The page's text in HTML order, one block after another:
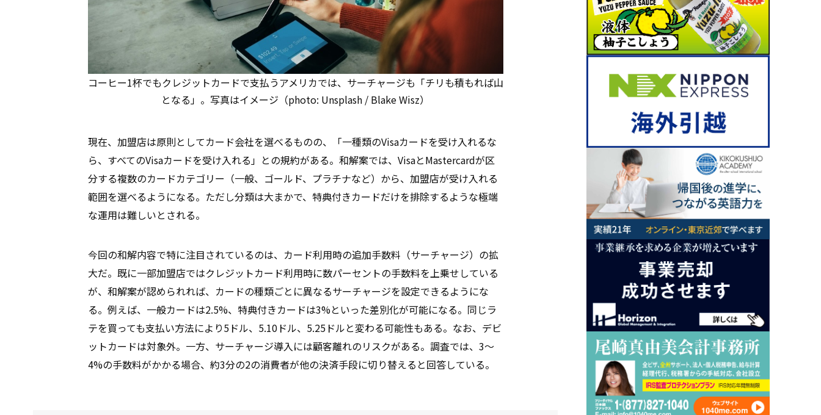
コーヒー1杯でもクレジットカードで支払うアメリカでは、サーチャージも「チリも積もれば山
となる」。写真はイメージ（photo: Unsplash / Blake Wisz）
現在、加盟店は原則としてカード会社を選べるものの、「一種類のVisaカードを受け入れるな
ら、すべてのVisaカードを受け入れる」との規約がある。和解案では、VisaとMastercardが区
分する複数のカードカテゴリー（一般、ゴールド、プラチナなど）から、加盟店が受け入れる
範囲を選べるようになる。ただし分類は大まかで、特典付きカードだけを排除するような極端
な運用は難しいとされる。
今回の和解内容で特に注目されているのは、カード利用時の追加手数料（サーチャージ）の拡
大だ。既に一部加盟店ではクレジットカード利用時に数パーセントの手数料を上乗せしている
が、和解案が認められれば、カードの種類ごとに異なるサーチャージを設定できるようにな
る。例えば、一般カードは2.5%、特典付きカードは3%といった差別化が可能になる。同じラ
テを買っても支払い方法により5ドル、5.10ドル、5.25ドルと変わる可能性もある。なお、デビ
ットカードは対象外。一方、サーチャージ導入には顧客離れのリスクがある。調査では、3〜
4%の手数料がかかる場合、約3分の2の消費者が他の決済手段に切り替えると回答している。